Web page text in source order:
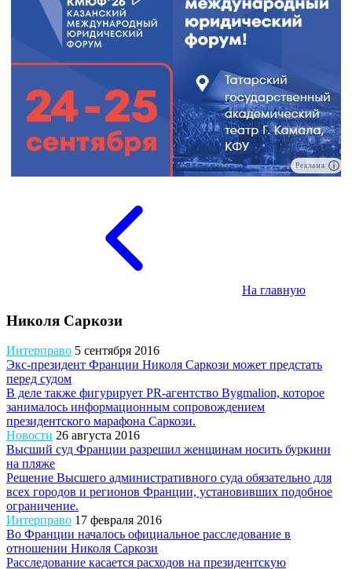
Реклама
На главную
Николя Саркози
Интерправо 5 сентября 2016
Экс-президент Франции Николя Саркози может предстать
перед судом
В деле также фигурирует PR-агентство Bygmalion, которое
занималось информационным сопровождением
президентского марафона Саркози.
Новости 26 августа 2016
Высший суд Франции разрешил женщинам носить буркини
на пляже
Решение Высшего административного суда обязательно для
всех городов и регионов Франции, установивших подобное
ограничение.
Интерправо 17 февраля 2016
Во Франции началось официальное расследование в
отношении Николя Саркози
Расследование касается расходов на президентскую